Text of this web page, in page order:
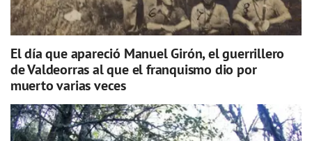
El día que apareció Manuel Girón, el guerrillero
de Valdeorras al que el franquismo dio por
muerto varias veces